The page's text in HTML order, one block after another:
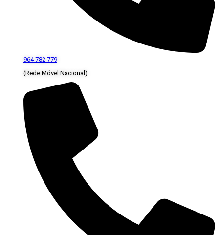
964 782 779
(Rede Móvel Nacional)